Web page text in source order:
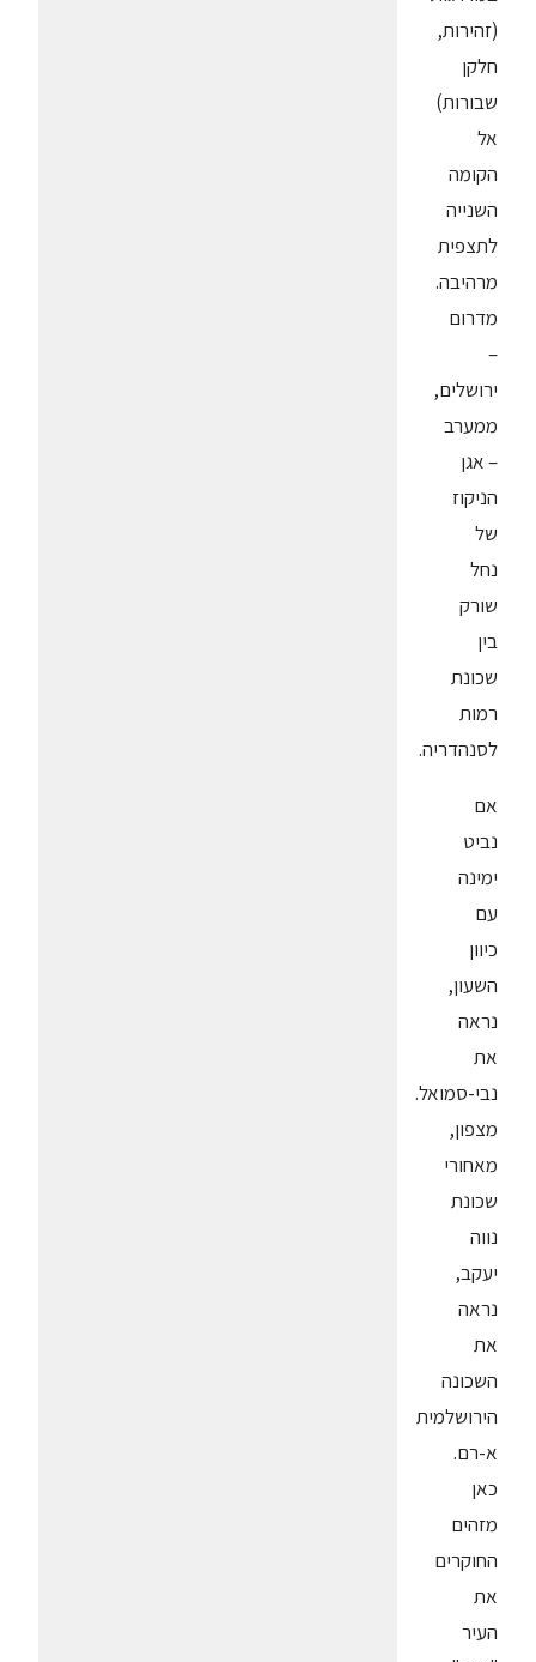
(זהירות,
חלקן
שבורות)
אל
הקומה
השנייה
לתצפית
מרהיבה.
מדרום
–
ירושלים,
ממערב
– אגן
הניקוז
של
נחל
שורק
בין
שכונת
רמות
לסנהדריה.
אם
נביט
ימינה
עם
כיוון
השעון,
נראה
את
נבי-סמואל.
מצפון,
מאחורי
שכונת
נווה
יעקב,
נראה
את
השכונה
הירושלמית
א-רם.
כאן
מזהים
החוקרים
את
העיר